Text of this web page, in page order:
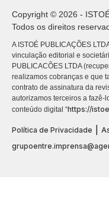
Copyright © 2026 -
Todos os direitos
A ISTOÉ PUBLICAÇÕES
vinculação editorial e
PUBLICACÕES LTDA
realizamos cobranças e que
contrato de assinatura da
autorizamos terceiros a
conteúdo digital “https://
Política de Privacidade